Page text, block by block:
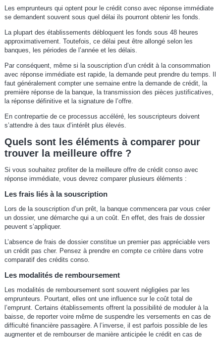
Les emprunteurs qui optent pour le crédit conso avec réponse immédiate
se demandent souvent sous quel délai ils pourront obtenir les fonds.
La plupart des établissements débloquent les fonds sous 48 heures
approximativement. Toutefois, ce délai peut être allongé selon les
banques, les périodes de l’année et les délais.
Par conséquent, même si la souscription d’un crédit à la consommation
avec réponse immédiate est rapide, la demande peut prendre du temps. Il
faut généralement compter une semaine entre la demande de crédit, la
première réponse de la banque, la transmission des pièces justificatives,
la réponse définitive et la signature de l’offre.
En contrepartie de ce processus accéléré, les souscripteurs doivent
s’attendre à des taux d’intérêt plus élevés.
Quels sont les éléments à comparer pour
trouver la meilleure offre ?
Si vous souhaitez profiter de la meilleure offre de crédit conso avec
réponse immédiate, vous devrez comparer plusieurs éléments :
Les frais liés à la souscription
Lors de la souscription d’un prêt, la banque commencera par vous créer
un dossier, une démarche qui a un coût. En effet, des frais de dossier
peuvent s’appliquer.
L’absence de frais de dossier constitue un premier pas appréciable vers
un crédit pas cher. Pensez à prendre en compte ce critère dans votre
comparatif des crédits conso.
Les modalités de remboursement
Les modalités de remboursement sont souvent négligées par les
emprunteurs. Pourtant, elles ont une influence sur le coût total de
l’emprunt. Certains établissements offrent la possibilité de moduler à la
baisse, de reporter voire même de suspendre les versements en cas de
difficulté financière passagère. A l’inverse, il est parfois possible de les
augmenter et de rembourser de manière anticipée le crédit en cas de